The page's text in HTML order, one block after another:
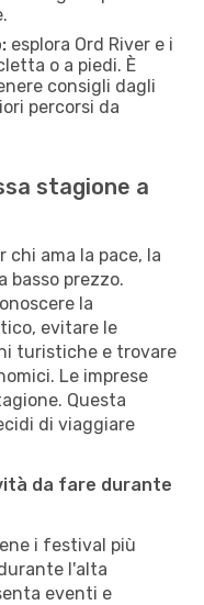
esplora Ord River e i
o a piedi. È
consigli dagli
percorsi da
stagione a
chi ama la pace, la
basso prezzo.
la
evitare le
turistiche e trovare
Le imprese
Questa
di viaggiare
da fare durante
i festival più
l'alta
eventi e